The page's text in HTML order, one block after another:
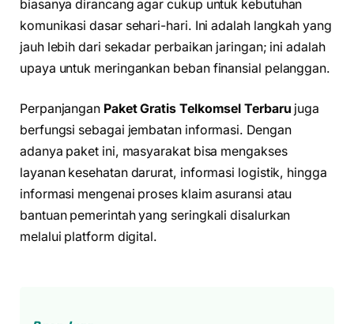
biasanya dirancang agar cukup untuk kebutuhan
komunikasi dasar sehari-hari. Ini adalah langkah yang
jauh lebih dari sekadar perbaikan jaringan; ini adalah
upaya untuk meringankan beban finansial pelanggan.
Perpanjangan Paket Gratis Telkomsel Terbaru juga
berfungsi sebagai jembatan informasi. Dengan
adanya paket ini, masyarakat bisa mengakses
layanan kesehatan darurat, informasi logistik, hingga
informasi mengenai proses klaim asuransi atau
bantuan pemerintah yang seringkali disalurkan
melalui platform digital.